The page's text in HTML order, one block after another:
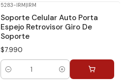
5283-IRM|IRM
Soporte Celular Auto Porta
Espejo Retrovisor Giro De
Soporte
$7.990
Cantidad